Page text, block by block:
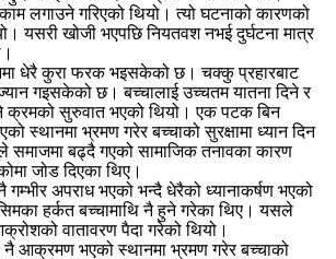
लगाउने गरिएको थियो। त्यो घटनाको कारणको
यसरी खोजी भएपछि नियतवश नभई दुर्घटना मात्र
धेरै कुरा फरक भइसकेको छ। चक्कु प्रहारबाट
गइसकेको छ। बच्चालाई उच्चतम यातना दिने र
क्रमको सुरुवात भएको थियो। एक पटक बिन
स्थानमा भ्रमण गरेर बच्चाको सुरक्षामा ध्यान दिन
समाजमा बढ्दै गएको सामाजिक तनावका कारण
जोड दिएका थिए।
गम्भीर अपराध भएको भन्दै धेरैको ध्यानाकर्षण भएको
हर्कत बच्चामाथि नै हुने गरेका थिए। यसले
वातावरण पैदा गरेको थियो।
आक्रमण भएको स्थानमा भ्रमण गरेर बच्चाको